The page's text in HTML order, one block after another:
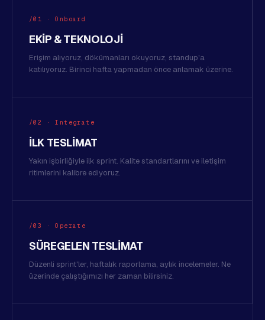
/01 · Onboard
EKIP & TEKNOLOJI
Erişim alıyoruz, dökümanları okuyoruz, standup'a
katılıyoruz. Birinci hafta yapmadan önce anlamak üzerine.
/02 · Integrate
İLK TESLIMAT
Yakın işbirliğiyle ilk sprint. Kalite standartlarını ve iletişim
ritimlerini kalibre ediyoruz.
/03 · Operate
SÜREGELEN TESLIMAT
Düzenli sprint'ler, haftalık raporlama, aylık incelemeler. Ne
üzerinde çalıştığımızı her zaman bilirsiniz.